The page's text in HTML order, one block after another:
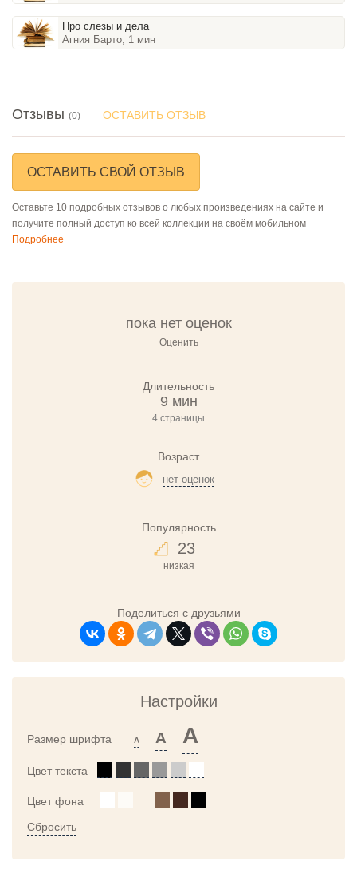
Про слезы и дела
Агния Барто, 1 мин
Отзывы (0) ОСТАВИТЬ ОТЗЫВ
ОСТАВИТЬ СВОЙ ОТЗЫВ
Оставьте 10 подробных отзывов о любых произведениях на сайте и
получите полный доступ ко всей коллекции на своём мобильном
Подробнее
пока нет оценок
Оценить
Длительность
9 мин
4 страницы
Возраст
нет оценок
Популярность
23
низкая
Поделиться с друзьями
Настройки
Размер шрифта A A A
Цвет текста
Цвет фона
Сбросить